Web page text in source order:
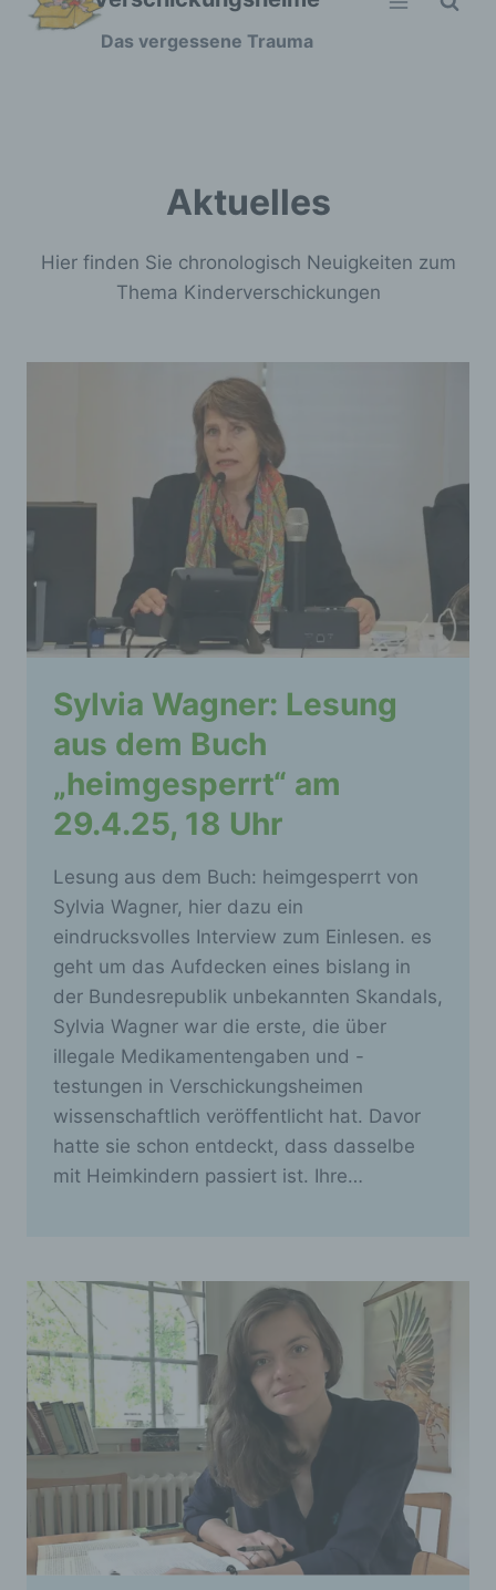
Zum
Das vergessene Trauma
Aktuelles
Hier finden Sie chronologisch Neuigkeiten zum
Thema Kinderverschickungen
Sylvia Wagner: Lesung
aus dem Buch
„heimgesperrt“ am
29.4.25, 18 Uhr
Lesung aus dem Buch: heimgesperrt von
Sylvia Wagner, hier dazu ein
eindrucksvolles Interview zum Einlesen. es
geht um das Aufdecken eines bislang in
der Bundesrepublik unbekannten Skandals,
Sylvia Wagner war die erste, die über
illegale Medikamentengaben und -
testungen in Verschickungsheimen
wissenschaftlich veröffentlicht hat. Davor
hatte sie schon entdeckt, dass dasselbe
mit Heimkindern passiert ist. Ihre…